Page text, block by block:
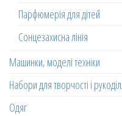
Парфюмерія для дітей
Сонцезахисна лінія
Машинки, моделі техніки
Набори для творчості і
Одяг